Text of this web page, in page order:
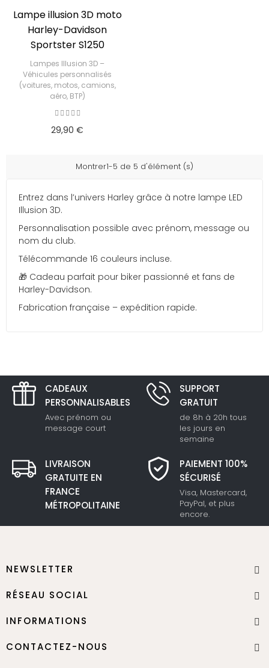
Lampe illusion 3D moto
Harley-Davidson
Sportster S1250
Lampes Illusion 3D –
Véhicules personnalisés
(voitures, motos, camions,
aéro, BTP)
29,90 €
Montrer1-5 de 5 d'élément (s)
Entrez dans l’univers Harley grâce à notre lampe LED
Illusion 3D.
Personnalisation possible avec prénom, message ou
nom du club.
Télécommande 16 couleurs incluse.
🎁 Cadeau parfait pour biker passionné et fans de
Harley-Davidson.
Fabrication française – expédition rapide.
CADEAUX
PERSONNALISABLES
Avec prénom ou
message court
SUPPORT
GRATUIT
de 8h à 20h tous
les jours en
semaine
LIVRAISON
GRATUITE EN
FRANCE
MÉTROPOLITAINE
PAIEMENT 100%
SÉCURISÉ
Visa, Mastercard,
PayPal, et plus
encore.
NEWSLETTER
RÉSEAU SOCIAL
INFORMATIONS
CONTACTEZ-NOUS